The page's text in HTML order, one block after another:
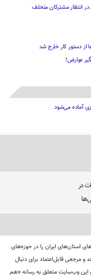
از دستور کار خارج شد
عوارض!
آماده می‌شود
در
و گزارش‌های استان‌های ایران را در حوزه‌های
مرجعی قابل‌اعتماد برای دنبال
وب‌سایت متعلق به رسانه «هم